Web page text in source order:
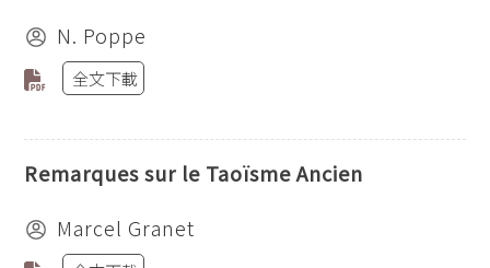
N. Poppe
全文下載
Remarques sur le Taoïsme Ancien
Marcel Granet